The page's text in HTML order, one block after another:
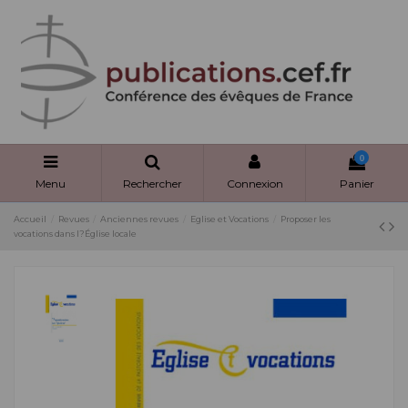
Menu Rechercher Connexion
0
Panier
Accueil Revues Anciennes revues Eglise et Vocations
Proposer les
vocations dans l?Église locale